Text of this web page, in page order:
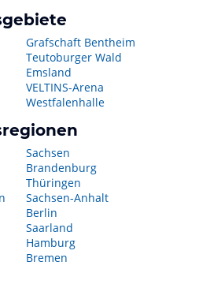
Grafschaft Bentheim
Teutoburger Wald
Emsland
VELTINS-Arena
Westfalenhalle
Sachsen
Brandenburg
Thüringen
Sachsen-Anhalt
Berlin
Saarland
Hamburg
Bremen